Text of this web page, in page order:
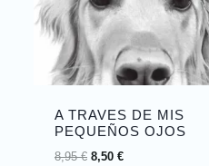
A TRAVES DE MIS
PEQUEÑOS OJOS
8,95€ 8,50 €